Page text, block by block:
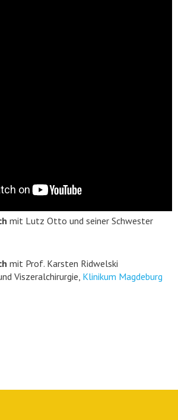
mit Lutz Otto und seiner Schwester
mit Prof. Karsten Ridwelski
Viszeralchirurgie, Klinikum Magdeburg